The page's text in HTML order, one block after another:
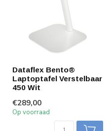
Dataflex Bento®
Laptoptafel Verstelbaar
450 Wit
€289,00
Op voorraad